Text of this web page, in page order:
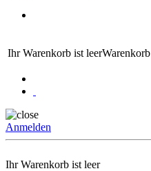
Ihr Warenkorb ist leerWarenkorb
Anmelden
Ihr Warenkorb ist leer